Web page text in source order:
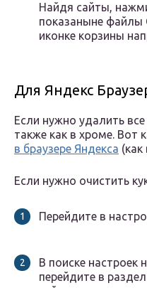
Найдя сайты,
показаныне файлы
иконке корзины
Для Яндекс
Если нужно удалить
также как в хроме. Вот
в браузере Яндекса
Если нужно очистить
Перейдите в
В поиске настроек
перейдите в